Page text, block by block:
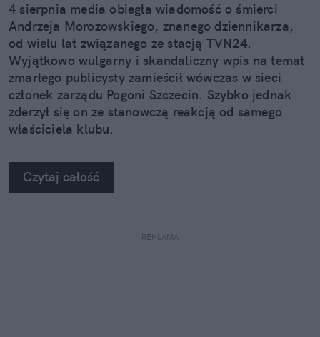
4 sierpnia media obiegła wiadomość o śmierci
Andrzeja Morozowskiego, znanego dziennikarza,
od wielu lat związanego ze stacją TVN24.
Wyjątkowo wulgarny i skandaliczny wpis na temat
zmarłego publicysty zamieścił wówczas w sieci
członek zarządu Pogoni Szczecin. Szybko jednak
zderzył się on ze stanowczą reakcją od samego
właściciela klubu.
Czytaj całość
REKLAMA